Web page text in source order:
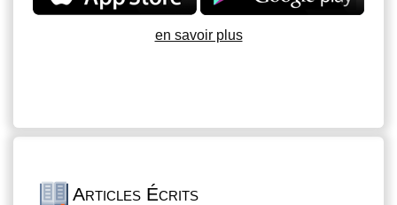
en savoir plus
Articles Écrits